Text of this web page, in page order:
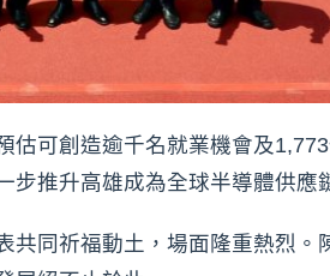
可創造逾千名就業機會及
推升高雄成為全球半導體供應
同祈福動土，場面隆重熱烈。